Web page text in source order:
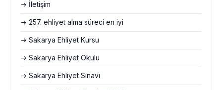
→ İletişim
→ 257. ehliyet alma süreci en iyi
→ Sakarya Ehliyet Kursu
→ Sakarya Ehliyet Okulu
→ Sakarya Ehliyet Sınavı